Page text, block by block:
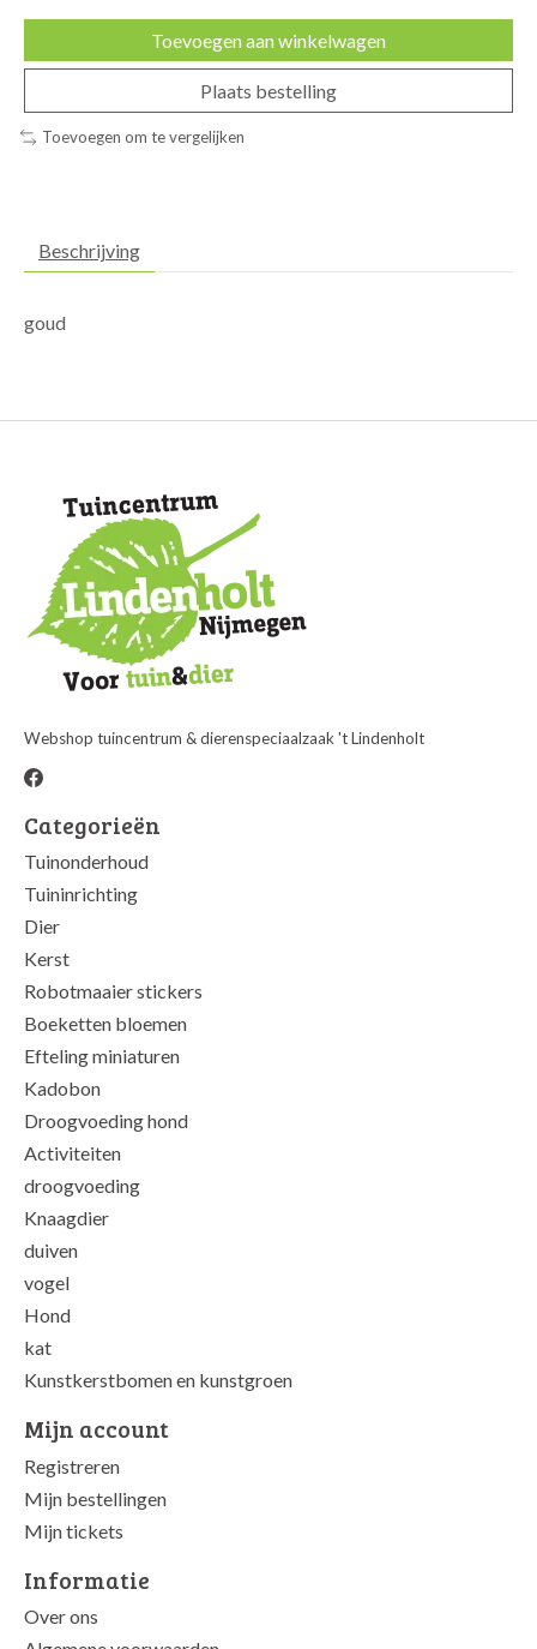
Toevoegen aan winkelwagen
Plaats bestelling
Toevoegen om te vergelijken
Beschrijving
goud
Webshop tuincentrum & dierenspeciaalzaak 't Lindenholt
Categorieën
Tuinonderhoud
Tuininrichting
Dier
Kerst
Robotmaaier stickers
Boeketten bloemen
Efteling miniaturen
Kadobon
Droogvoeding hond
Activiteiten
droogvoeding
Knaagdier
duiven
vogel
Hond
kat
Kunstkerstbomen en kunstgroen
Mijn account
Registreren
Mijn bestellingen
Mijn tickets
Informatie
Over ons